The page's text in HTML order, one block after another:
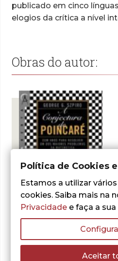
publicado em cinco
elogios da crítica a nível
Obras do autor:
- 30%
George G. Szpiro
A Conjectura de
Política de Cookies
Estamos a utilizar
cookies. Saiba mais na
Privacidade e faça a
Aceitar